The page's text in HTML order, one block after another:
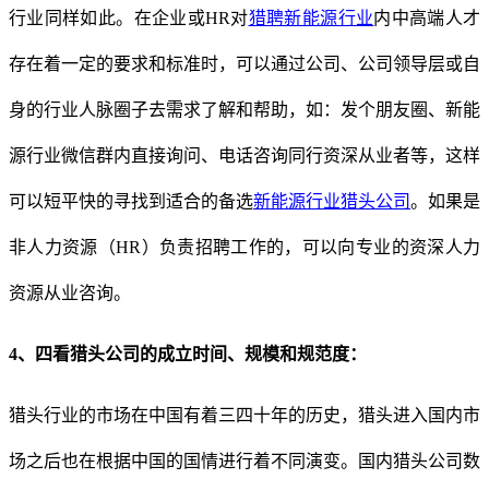
行业同样如此。在企业或HR对猎聘新能源行业内中高端人才
存在着一定的要求和标准时，可以通过公司、公司领导层或自
身的行业人脉圈子去需求了解和帮助，如：发个朋友圈、新能
源行业微信群内直接询问、电话咨询同行资深从业者等，这样
可以短平快的寻找到适合的备选新能源行业猎头公司。如果是
非人力资源（HR）负责招聘工作的，可以向专业的资深人力
资源从业咨询。
4、 四看猎头公司的成立时间、规模和规范度：
猎头行业的市场在中国有着三四十年的历史，猎头进入国内市
场之后也在根据中国的国情进行着不同演变。国内猎头公司数